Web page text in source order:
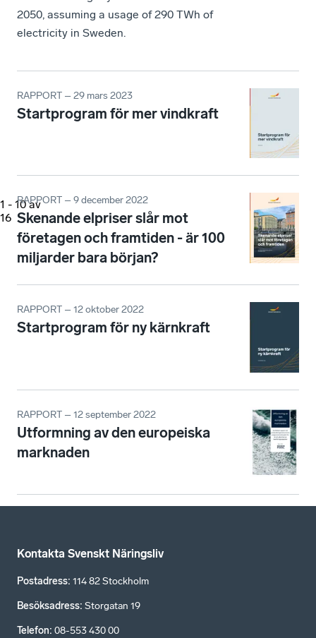
1 - 10 av
16
2050, assuming a usage of 290 TWh of
electricity in Sweden.
RAPPORT – 29 mars 2023
Startprogram för mer vindkraft
RAPPORT – 9 december 2022
Skenande elpriser slår mot
företagen och framtiden - är 100
miljarder bara början?
RAPPORT – 12 oktober 2022
Startprogram för ny kärnkraft
RAPPORT – 12 september 2022
Utformning av den europeiska
marknaden
Kontakta Svenskt Näringsliv
Postadress: 114 82 Stockholm
Besöksadress: Storgatan 19
Telefon: 08-553 430 00